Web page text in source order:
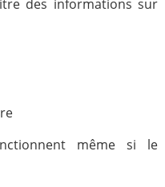
des informations sur
même si le